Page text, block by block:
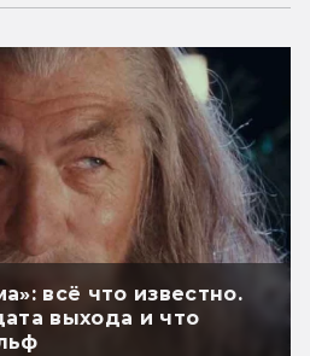
всё что известно.
выхода и что